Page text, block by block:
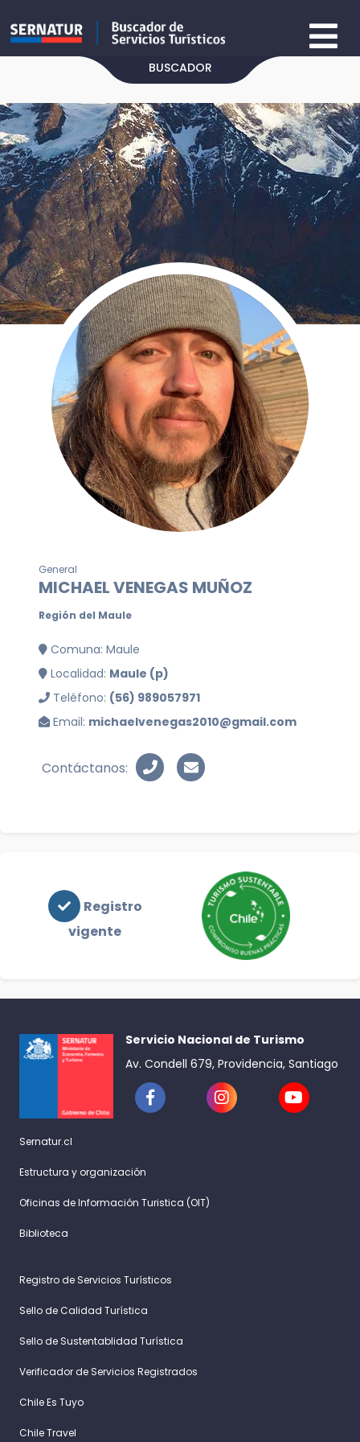
BUSCADOR
General
MICHAEL VENEGAS MUÑOZ
Región del Maule
Comuna: Maule
Localidad: Maule (p)
Teléfono: (56) 989057971
Email: michaelvenegas2010@gmail.com
Contáctanos:
Registro
vigente
Servicio Nacional de Turismo
Av. Condell 679, Providencia, Santiago
Sernatur.cl
Estructura y organización
Oficinas de Información Turistica (OIT)
Biblioteca
Registro de Servicios Turísticos
Sello de Calidad Turística
Sello de Sustentablidad Turística
Verificador de Servicios Registrados
Chile Es Tuyo
Chile Travel